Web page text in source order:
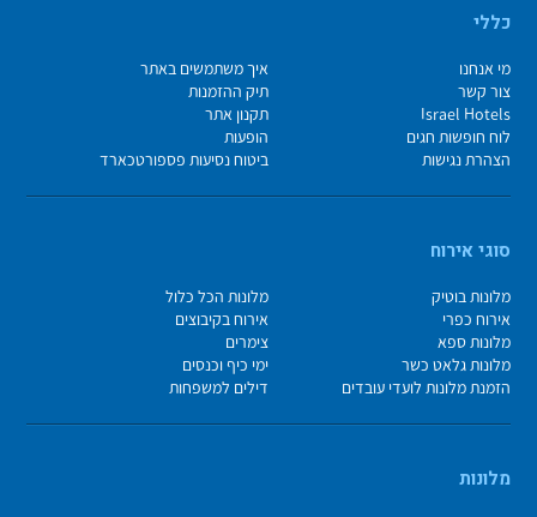
כללי
מי אנחנו
איך משתמשים באתר
צור קשר
תיק ההזמנות
Israel Hotels
תקנון אתר
לוח חופשות חגים
הופעות
הצהרת נגישות
ביטוח נסיעות פספורטכארד
סוגי אירוח
מלונות בוטיק
מלונות הכל כלול
אירוח כפרי
אירוח בקיבוצים
מלונות ספא
צימרים
מלונות גלאט כשר
ימי כיף וכנסים
הזמנת מלונות לועדי עובדים
דילים למשפחות
מלונות